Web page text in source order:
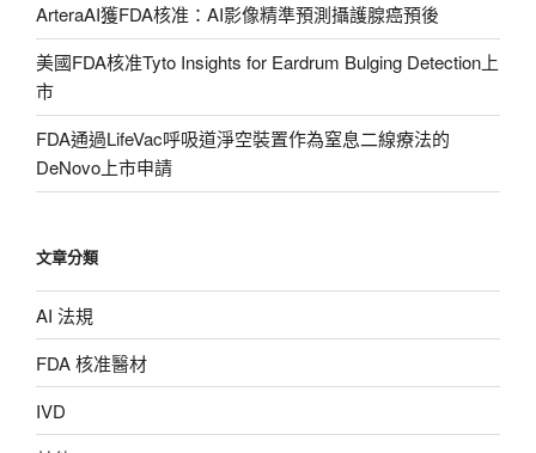
ArteraAI獲FDA核准：AI影像精準預測攝護腺癌預後
美國FDA核准Tyto Insights for Eardrum Bulging Detection上
市
FDA通過LifeVac呼吸道淨空裝置作為窒息二線療法的
DeNovo上市申請
文章分類
AI 法規
FDA 核准醫材
IVD